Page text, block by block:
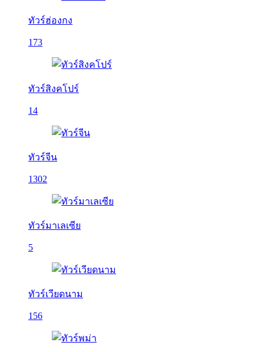
ทัวร์ฮ่องกง
173
ทัวร์สิงคโปร์
14
ทัวร์จีน
1302
ทัวร์มาเลเซีย
5
ทัวร์เวียดนาม
156